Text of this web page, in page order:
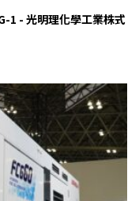
1 - 光明理化學工業株式